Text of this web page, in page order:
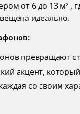
от 6 до 13 м² ,
идеально.
превращают
акцент,
со своим